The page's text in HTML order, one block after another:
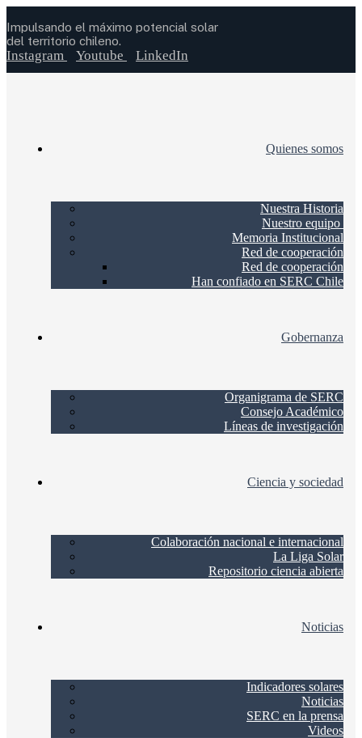
Impulsando el máximo potencial solar
del territorio chileno.
Instagram Youtube LinkedIn
Quienes somos
Nuestra Historia
Nuestro equipo
Memoria Institucional
Red de cooperación
Red de cooperación
Han confiado en SERC Chile
Gobernanza
Organigrama de SERC
Consejo Académico
Líneas de investigación
Ciencia y sociedad
Colaboración nacional e internacional
La Liga Solar
Repositorio ciencia abierta
Noticias
Indicadores solares
Noticias
SERC en la prensa
Videos